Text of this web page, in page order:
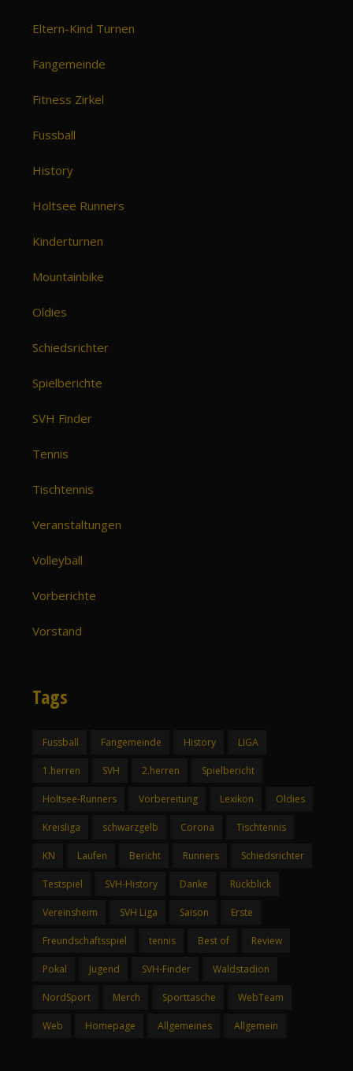
Eltern-Kind Turnen
Fangemeinde
Fitness Zirkel
Fussball
History
Holtsee Runners
Kinderturnen
Mountainbike
Oldies
Schiedsrichter
Spielberichte
SVH Finder
Tennis
Tischtennis
Veranstaltungen
Volleyball
Vorberichte
Vorstand
Tags
Fussball Fangemeinde History LIGA
1.herren SVH 2.herren Spielbericht
Holtsee-Runners Vorbereitung Lexikon Oldies
Kreisliga schwarzgelb Corona Tischtennis
KN Laufen Bericht Runners Schiedsrichter
Testspiel SVH-History Danke Rückblick
Vereinsheim SVH Liga Saison Erste
Freundschaftsspiel tennis Best of Review
Pokal Jugend SVH-Finder Waldstadion
NordSport Merch Sporttasche WebTeam
Web Homepage Allgemeines Allgemein